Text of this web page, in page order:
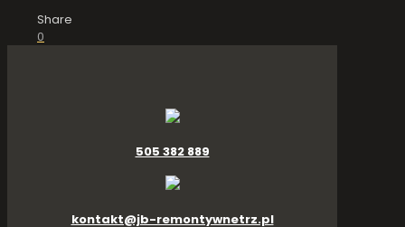
Share
0
505 382 889
kontakt@jb-remontywnetrz.pl